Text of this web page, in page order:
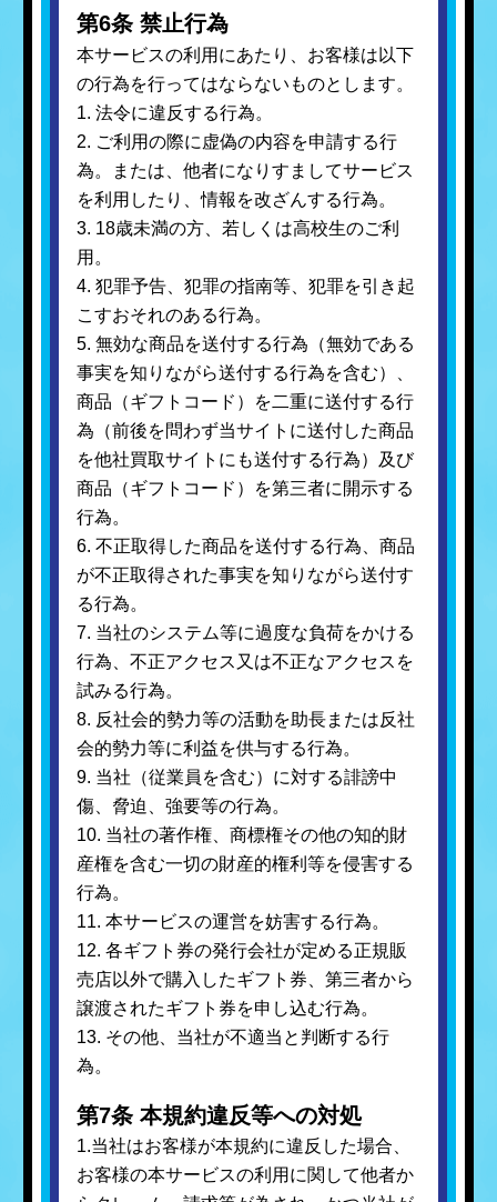
第6条 禁止行為
本サービスの利用にあたり、お客様は以下
の行為を行ってはならないものとします。
1. 法令に違反する行為。
2. ご利用の際に虚偽の内容を申請する行
為。または、他者になりすましてサービス
を利用したり、情報を改ざんする行為。
3. 18歳未満の方、若しくは高校生のご利
用。
4. 犯罪予告、犯罪の指南等、犯罪を引き起
こすおそれのある行為。
5. 無効な商品を送付する行為（無効である
事実を知りながら送付する行為を含む）、
商品（ギフトコード）を二重に送付する行
為（前後を問わず当サイトに送付した商品
を他社買取サイトにも送付する行為）及び
商品（ギフトコード）を第三者に開示する
行為。
6. 不正取得した商品を送付する行為、商品
が不正取得された事実を知りながら送付す
る行為。
7. 当社のシステム等に過度な負荷をかける
行為、不正アクセス又は不正なアクセスを
試みる行為。
8. 反社会的勢力等の活動を助長または反社
会的勢力等に利益を供与する行為。
9. 当社（従業員を含む）に対する誹謗中
傷、脅迫、強要等の行為。
10. 当社の著作権、商標権その他の知的財
産権を含む一切の財産的権利等を侵害する
行為。
11. 本サービスの運営を妨害する行為。
12. 各ギフト券の発行会社が定める正規販
売店以外で購入したギフト券、第三者から
譲渡されたギフト券を申し込む行為。
13. その他、当社が不適当と判断する行
為。
第7条 本規約違反等への対処
1.当社はお客様が本規約に違反した場合、
お客様の本サービスの利用に関して他者か